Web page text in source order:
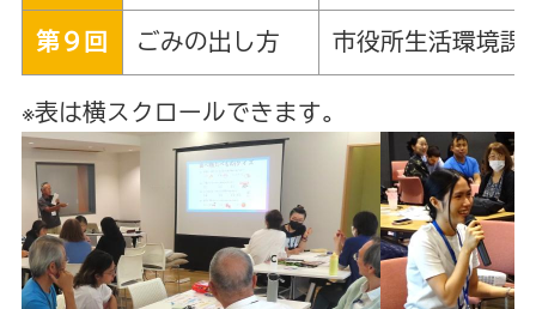
第９回 ごみの出し方 市役所生活環境課
※表は横スクロールできます。